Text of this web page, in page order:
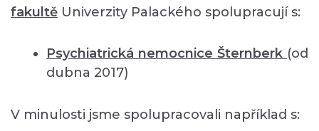
faku ltě Univerzity Palackého spolupracují s:
Psychiatrická nemocnice Šternberk (od
dubna 2017)
V minulosti jsme spolupracovali například s: